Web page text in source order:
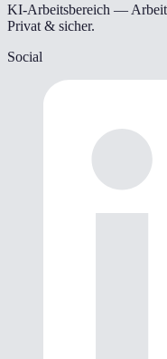
KI-Arbeitsbereich —
Privat & sicher.
Social